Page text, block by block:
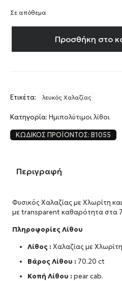
Σε απόθεμα
Προσθήκη στο
Ετικέτα: λευκός Χαλαζίας
Κατηγορία: Ημιπολύτιμοι λίθοι
ΚΩΔΙΚΌΣ ΠΡΟΪΌΝΤΟΣ: B1055
Περιγραφή
Φυσικός Χαλαζίας με Χλωρίτη
με transparent καθαρότητα στα
Πληροφορίες Λίθου
Λίθος : Χαλαζίας με
Βάρος Λίθου : 70.20 ct
Κοπή Λίθου :pear cab.